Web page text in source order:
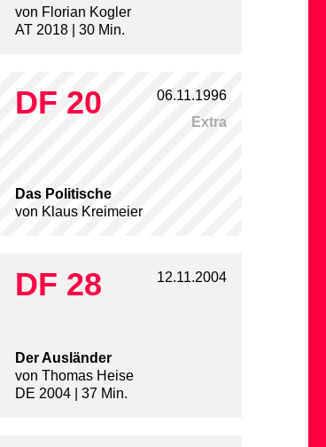
von Florian Kogler
AT 2018 | 30 Min.
Extra
DF 20 06.11.1996
Das Politische
von Klaus Kreimeier
DF 28 12.11.2004
Der Ausländer
von Thomas Heise
DE 2004 | 37 Min.